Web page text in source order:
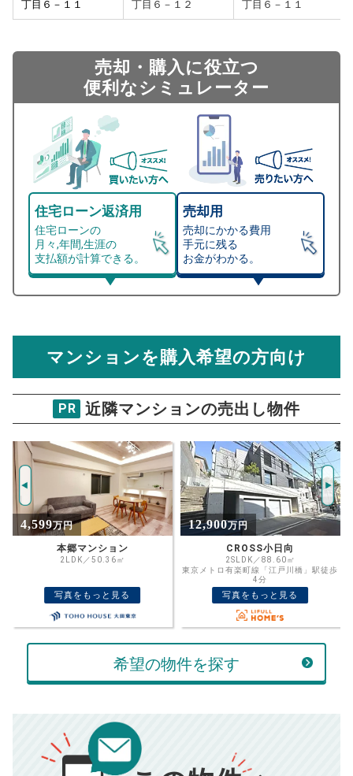
丁目６－１１
丁目６－１２
丁目６－１１
売却・購入に役立つ
便利なシミュレーター
住宅ローン返済用
住宅ローンの
月々,年間,生涯の
支払額が計算できる。
売却用
売却にかかる費用
手元に残る
お金がわかる。
総支払額シミュレーション
物件価格
万円
ご希望の
返済期間
年
住宅ローン
金利
%
ボーナス
返済金額
万円
万円
返済シミュレーション計算結果
マンション売却シミュレーター
湯島ハイタウン
試算条件 100㎡・8階
推定売却価格：7457万円
資金計画のために査定額や希望売却価
格を入力して活用するのもおすすめ◎
計算する
00万円
■仲介手数料／ 00万円
マンションを購入希望の方向け
PR 近隣マンションの売出し物件
12,900万円
CROSS小日向
2SLDK／88.60㎡
写真をもっと見る
8,999万円
ライオンズプラザお茶の水 4階
1SLDK／47.52㎡
東京メトロ丸ノ内線「御茶ノ水」駅徒歩
5分
写真をもっと見る
希望の物件を探す